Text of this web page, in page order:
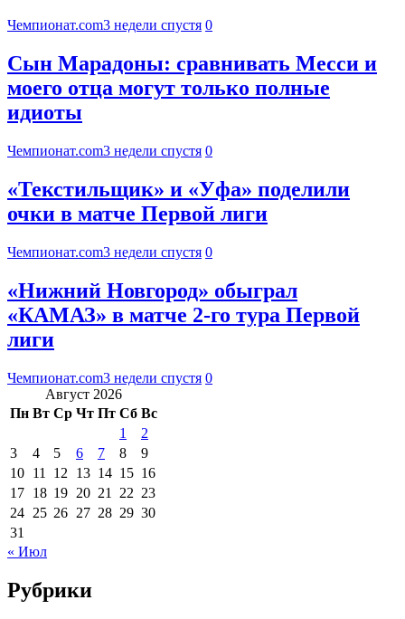
Чемпионат.com3 недели спустя 0
Сын Марадоны: сравнивать Месси и
моего отца могут только полные
идиоты
Чемпионат.com3 недели спустя 0
«Текстильщик» и «Уфа» поделили
очки в матче Первой лиги
Чемпионат.com3 недели спустя 0
«Нижний Новгород» обыграл
«КАМАЗ» в матче 2-го тура Первой
лиги
Чемпионат.com3 недели спустя 0
Август 2026
Пн Вт Ср Чт Пт Сб Вс
1
2
3
4 5 6 7 8
9
10 11 12 13 14 15 16
17 18 19 20 21 22 23
24 25 26 27 28 29 30
31
« Июл
Рубрики